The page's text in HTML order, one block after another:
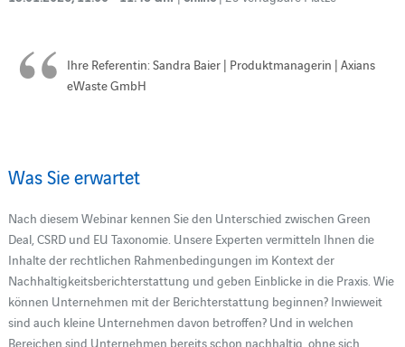
Ihre Referentin: Sandra Baier | Produktmanagerin | Axians
eWaste GmbH
Was Sie erwartet
Nach diesem Webinar kennen Sie den Unterschied zwischen Green
Deal, CSRD und EU Taxonomie. Unsere Experten vermitteln Ihnen die
Inhalte der rechtlichen Rahmenbedingungen im Kontext der
Nachhaltigkeitsberichterstattung und geben Einblicke in die Praxis. Wie
können Unternehmen mit der Berichterstattung beginnen? Inwieweit
sind auch kleine Unternehmen davon betroffen? Und in welchen
Bereichen sind Unternehmen bereits schon nachhaltig, ohne sich